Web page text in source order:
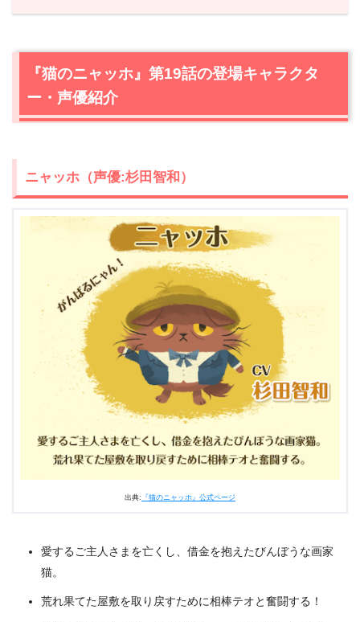
1.『猫のニャッホ』第19話の登場キャラクター・声優紹介
1.3キキ（声優:相馬優）
1.4ピカソ（声優:板垣優稀）
1.5ゴーギャン（声優:橘諒）
1.8ワトソン（声優:鈴木美咲）
2.『猫のニャッホ』を視聴できる動画配信サービス
【ネタバレ】『猫のニャッホ』第19話「名探偵ホームズ
～解決編～」感想レビュー
3.1 イケボの迷探偵ニャーロック・ホームズ、探偵なのに推
理は助手に丸投げ！？
3.2 優秀過ぎる助手のワトソン、謎解き開始！
3.3 絵のありかが発覚！事件は幻の盗難事件だった…フジ
タが真犯人？
3.4 自作自演のウソ、犯人はキキ！ラスト、本当に絵とキ
キの心が盗まれた！
3.5
名探偵ニャーロック・ホームズは、絵に無関係ではな
いかも！？
4.
『猫のニャッホ』第19話の登場キャラクタ
ー・声優紹介
ニャッホ（声優:杉田智和）
出典: 『猫のニャッホ』公式ページ
愛するご主人さまを亡くし、借金を抱えたびんぼうな画家
猫。
荒れ果てた屋敷を取り戻すために相棒テオと奮闘する！